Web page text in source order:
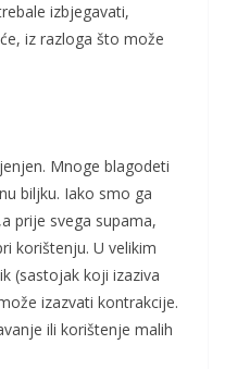
izbjegavati,
iz razloga što može
Mnoge blagodeti
biljku. Iako smo ga
prije svega supama,
korištenju. U velikim
(sastojak koji izaziva
izazvati kontrakcije.
ili korištenje malih